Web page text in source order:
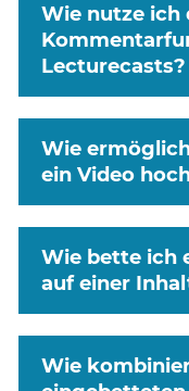
Wie nutze ich
Lecturecasts?
Wie
ein Video
Wie bette ich
auf einer
Wie